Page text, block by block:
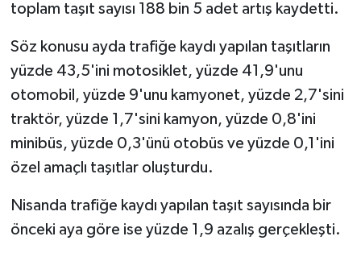
toplam taşıt sayısı 188 bin 5 adet artış kaydetti.
Söz konusu ayda trafiğe kaydı yapılan taşıtların
yüzde 43,5'ini motosiklet, yüzde 41,9'unu
otomobil, yüzde 9'unu kamyonet, yüzde 2,7'sini
traktör, yüzde 1,7'sini kamyon, yüzde 0,8'ini
minibüs, yüzde 0,3'ünü otobüs ve yüzde 0,1'ini
özel amaçlı taşıtlar oluşturdu.
Nisanda trafiğe kaydı yapılan taşıt sayısında bir
önceki aya göre ise yüzde 1,9 azalış gerçekleşti.